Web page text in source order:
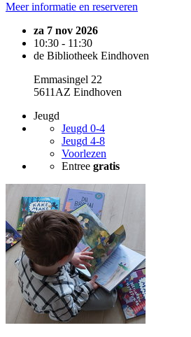
Meer informatie en reserveren
za 7 nov 2026
10:30 - 11:30
de Bibliotheek Eindhoven
Emmasingel 22
5611AZ Eindhoven
Jeugd
Jeugd 0-4
Jeugd 4-8
Voorlezen
Entree gratis